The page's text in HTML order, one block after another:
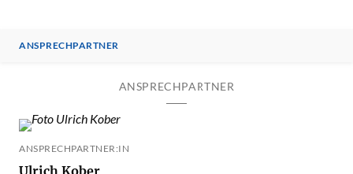
ANSPRECHPARTNER
ANSPRECHPARTNER
ANSPRECHPARTNER:IN
Ulrich Kober